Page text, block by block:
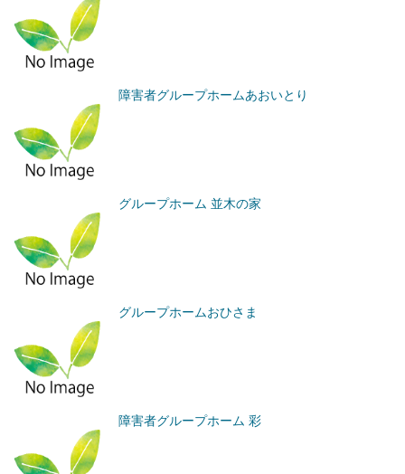
障害者グループホームあおいとり
グループホーム 並木の家
グループホームおひさま
障害者グループホーム 彩